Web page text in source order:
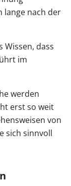
lange nach der
Wissen, dass
im
werden
erst so weit
von
sich sinnvoll